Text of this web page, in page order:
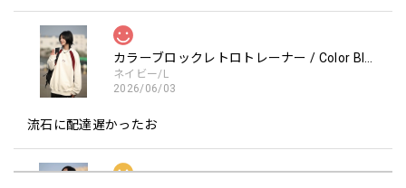
ネイビー/L
2026/06/03
流石に配達遅かったお